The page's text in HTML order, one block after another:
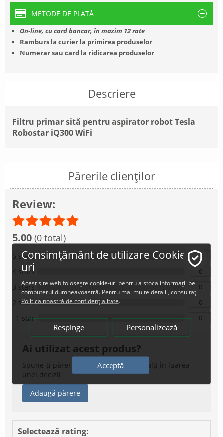
METODE DE PLATĂ
On-line, cu card bancar, în maxim 12 rate
Ramburs la curier la primirea produselor
Numerar sau card la ridicarea produselor
Descriere
Filtru primar sită pentru aspirator robot Tesla
Robostar iQ300 WiFi
Părerile clienților
Review:
5.00 (0 total)
5 stars 0
4 stars 0
3 stars 0
2 stars 0
1 star 0
Ai utilizat acest produs?
Spune-ți părerile aici și ajută-i pe ceilalți în luarea
unei decizii
Adaugă părere
Selectează rating:
Consimțământ de utilizare Cookie-
uri
Acest site web folosește cookie-uri pentru a stoca informații pe
computerul dumneavoastră. Pentru mai multe detalii, consultați
Politica noastră de confidențialitate.
Respinge Personalizează
Acceptă